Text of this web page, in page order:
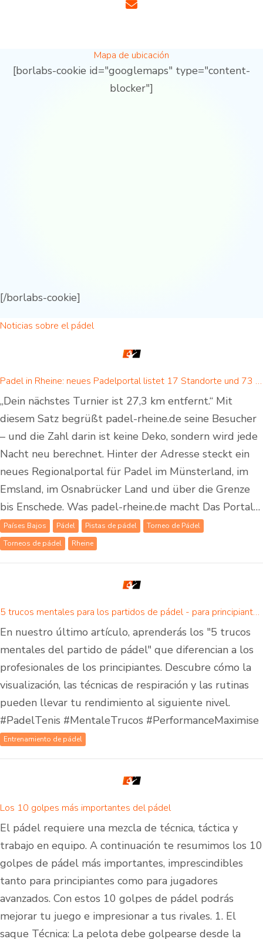
Mapa de ubicación
[borlabs-cookie id="googlemaps" type="content-
blocker"]
[/borlabs-cookie]
Noticias sobre el pádel
Padel in Rheine: neues Padelportal listet 17 Standorte und 73 Padel-Courts in Rheine und Umgebung
„Dein nächstes Turnier ist 27,3 km entfernt.“ Mit
diesem Satz begrüßt padel-rheine.de seine Besucher
– und die Zahl darin ist keine Deko, sondern wird jede
Nacht neu berechnet. Hinter der Adresse steckt ein
neues Regionalportal für Padel im Münsterland, im
Emsland, im Osnabrücker Land und über die Grenze
bis Enschede. Was padel-rheine.de macht Das Portal…
Países Bajos Pádel Pistas de pádel
Torneo de Pádel
Torneos de pádel
Rheine
5 trucos mentales para los partidos de pádel - para principiantes y avanzados
En nuestro último artículo, aprenderás los "5 trucos
mentales del partido de pádel" que diferencian a los
profesionales de los principiantes. Descubre cómo la
visualización, las técnicas de respiración y las rutinas
pueden llevar tu rendimiento al siguiente nivel.
#PadelTenis #MentaleTrucos #PerformanceMaximise
Entrenamiento de pádel
Los 10 golpes más importantes del pádel
El pádel requiere una mezcla de técnica, táctica y
trabajo en equipo. A continuación te resumimos los 10
golpes de pádel más importantes, imprescindibles
tanto para principiantes como para jugadores
avanzados. Con estos 10 golpes de pádel podrás
mejorar tu juego e impresionar a tus rivales. 1. El
saque Técnica: La pelota debe golpearse desde la